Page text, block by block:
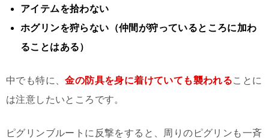
アイテムを拾わない
ホグリンを狩らない（仲間が狩っているところに加わ
ることはある）
中でも特に、金の防具を身に着けていても襲われることに
は注意したいところです。
ピグリンブルートに反撃をすると、周りのピグリンも一斉